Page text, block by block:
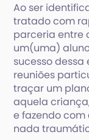
Ao ser
tratado com
parceria entre
um(uma)
sucesso
reuniões
traçar um
aquela
e fazendo
nada